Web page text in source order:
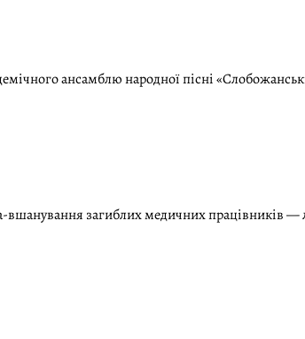
ансамблю народної пісні
вшанування загиблих медичних